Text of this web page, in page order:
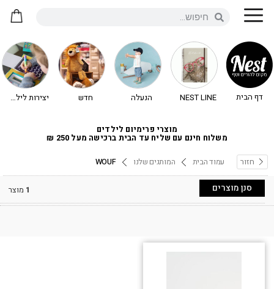
דף הבית NEST LINE הנעלה חדש יצירות לילדים - יצירה לילדים
מוצרי פרימיום לילדים
משלוח חינם עם שליח עד הבית ברכישה מעל 250 ₪
חזור עמוד הבית המותגים שלנו WOUF
1 מוצר סנן מוצרים